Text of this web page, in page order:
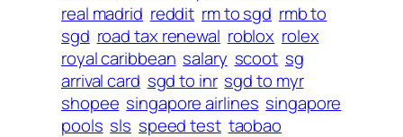
real madrid reddit rm to sgd rmb to
sgd road tax renewal roblox rolex
royal caribbean salary scoot sg
arrival card sgd to inr sgd to myr
shopee singapore airlines singapore
pools sls speed test taobao